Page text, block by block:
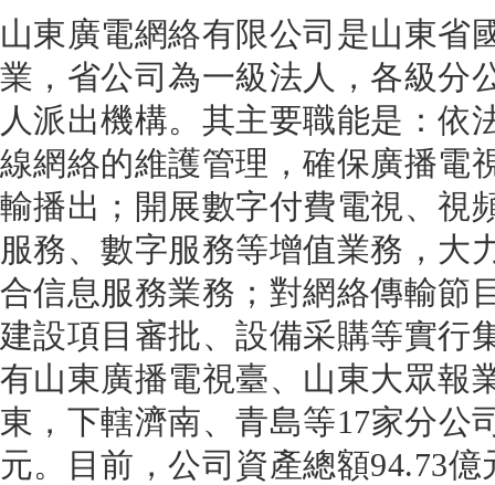
山東廣電網絡有限公司是山東省
業，省公司為一級法人，各級分
人派出機構。其主要職能是：依
線網絡的維護管理，確保廣播電
輸播出；開展數字付費電視、視
服務、數字服務等增值業務，大
合信息服務業務；對網絡傳輸節
建設項目審批、設備采購等實行
有山東廣播電視臺、山東大眾報
東，下轄濟南、青島等17家分公
元。目前，公司資產總額94.73